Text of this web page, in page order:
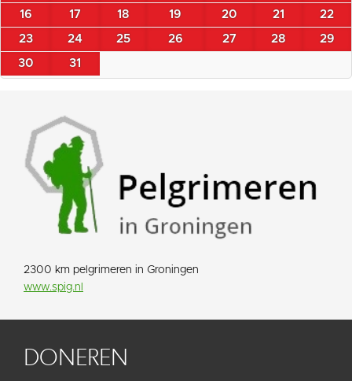
16 17 18 19 20 21 22
23 24 25 26 27 28 29
30 31
2300 km pelgrimeren in Groningen
www.spig.nl
DONEREN